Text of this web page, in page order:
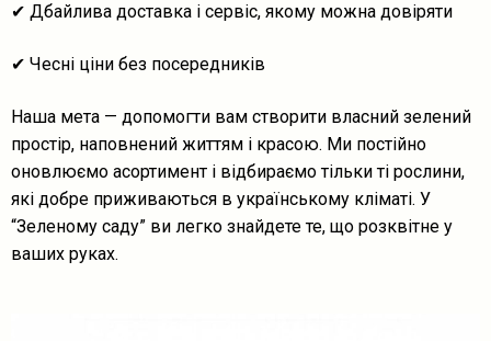
✔ Дбайлива доставка і сервіс, якому можна довіряти
✔ Чесні ціни без посередників
Наша мета — допомогти вам створити власний зелений
простір, наповнений життям і красою. Ми постійно
оновлюємо асортимент і відбираємо тільки ті рослини,
які добре приживаються в українському кліматі. У
“Зеленому саду” ви легко знайдете те, що розквітне у
ваших руках.